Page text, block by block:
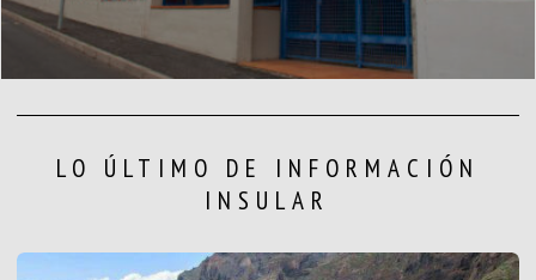
LO ÚLTIMO DE INFORMACIÓN
INSULAR